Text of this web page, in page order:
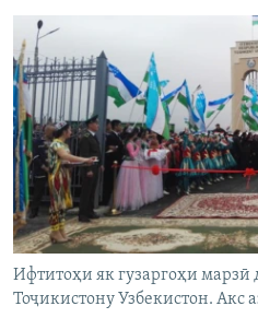
Ифтитоҳи як гузаргоҳи марзӣ
Тоҷикистону Узбекистон. Акс